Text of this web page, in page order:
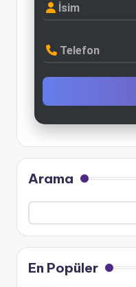
İsim
Telefon
Arama
En Popüler